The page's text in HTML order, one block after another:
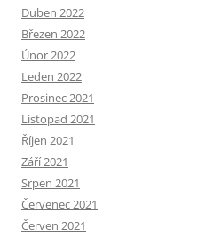
Duben 2022
Březen 2022
Únor 2022
Leden 2022
Prosinec 2021
Listopad 2021
Říjen 2021
Září 2021
Srpen 2021
Červenec 2021
Červen 2021